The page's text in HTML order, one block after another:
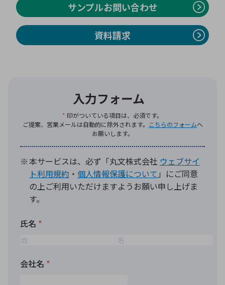
半導体・電子部品小ロット
サンプルお問い合わせ
資料請求